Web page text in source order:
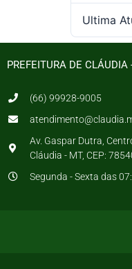
Ultima
PREFEITURA DE CLÁUDIA
(66) 99928-9005
Av. Gaspar Dutra,
Cláudia - MT, CEP:
Segunda - Sexta das